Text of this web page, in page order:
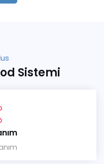
Sistemi